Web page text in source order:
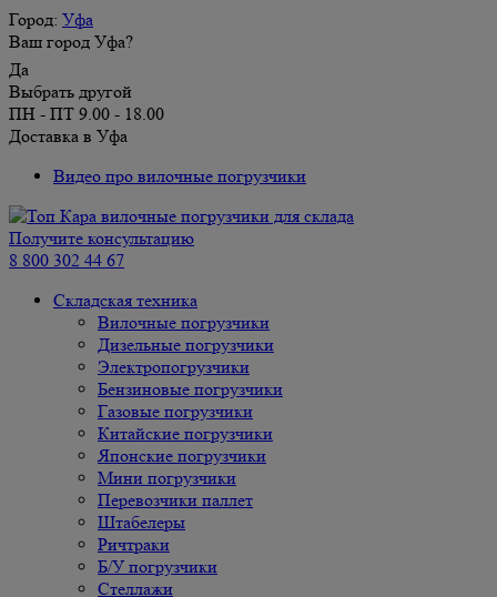
Город: Уфа
Ваш город Уфа?
Да
Выбрать другой
ПН - ПТ 9.00 - 18.00
Доставка в Уфа
Видео про вилочные погрузчики
Получите консультацию
8 800 302 44 67
Складская техника
Вилочные погрузчики
Дизельные погрузчики
Электропогрузчики
Бензиновые погрузчики
Газовые погрузчики
Китайские погрузчики
Японские погрузчики
Мини погрузчики
Перевозчики паллет
Штабелеры
Ричтраки
Б/У погрузчики
Cтеллажи